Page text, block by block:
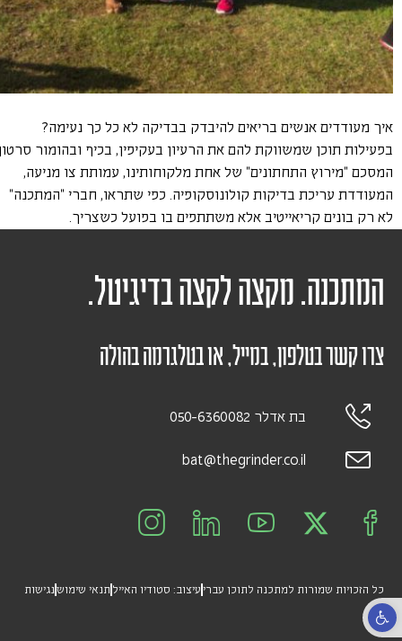
איך מעודדים אנשים בריאים להיבדק בבדיקה לא כל כך נעימה?
בפעילות תוכן שמשווקת להם את הרעיון בעקיפין, בכיף ובהומור
המסכם "מירוץ התחתונים" של אחת מלקוחותינו, עמותת צו מניעה,
המעודדת עריכת בדיקות קולונוסקופיה. כפי שתראו, חברי "המתכנה"
לא רק בונים קריאייטיב אלא משתתפים בו בפועל כשצריך.
המתכנה. מקצה לקצה בדיגיטל.
צרו קשר בטלפון, במייל, או בטלגרמה בהולה
בת אדלר 050-6360082
bat@thegrinder.co.il
כל הזכויות שמורות למתכנה לתוכן עברי עיצוב: סטודיו האייל תנאי שימושנגישות
פתח סרגל נגישות